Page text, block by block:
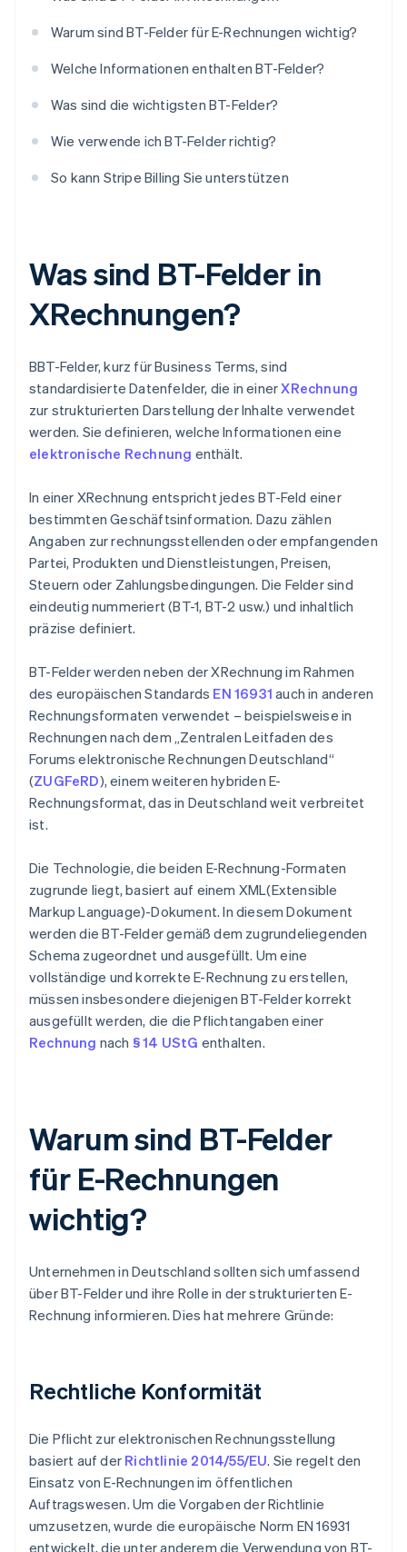
Warum sind BT-Felder für E-Rechnungen wichtig?
Welche Informationen enthalten BT-Felder?
Was sind die wichtigsten BT-Felder?
Wie verwende ich BT-Felder richtig?
So kann Stripe Billing Sie unterstützen
Was sind BT-Felder in
XRechnungen?
BBT-Felder, kurz für Business Terms, sind
standardisierte Datenfelder, die in einerXRechnung
zur strukturierten Darstellung der Inhalte verwendet
werden. Sie definieren, welche Informationen eine
elektronische Rechnung enthält.
In einer XRechnung entspricht jedes BT-Feld einer
bestimmten Geschäftsinformation. Dazu zählen
Angaben zur rechnungsstellenden oder empfangenden
Partei, Produkten und Dienstleistungen, Preisen,
Steuern oder Zahlungsbedingungen. Die Felder sind
eindeutig nummeriert (BT-1, BT-2 usw.) und inhaltlich
präzise definiert.
BT-Felder werden neben der XRechnung im Rahmen
des europäischen Standards EN 16931 auch in anderen
Rechnungsformaten verwendet – beispielsweise in
Rechnungen nach dem „Zentralen Leitfaden des
Forums elektronische Rechnungen Deutschland“
(ZUGFeRD), einem weiteren hybriden E-
Rechnungsformat, das in Deutschland weit verbreitet
ist.
Die Technologie, die beiden E-Rechnung-Formaten
zugrunde liegt, basiert auf einem XML(Extensible
Markup Language)-Dokument. In diesem Dokument
werden die BT-Felder gemäß dem zugrundeliegenden
Schema zugeordnet und ausgefüllt. Um eine
vollständige und korrekte E-Rechnung zu erstellen,
müssen insbesondere diejenigen BT-Felder korrekt
ausgefüllt werden, die die Pflichtangaben einer
Rechnung nach § 14 UStG enthalten.
Warum sind BT-Felder
für E-Rechnungen
wichtig?
Unternehmen in Deutschland sollten sich umfassend
über BT-Felder und ihre Rolle in der strukturierten E-
Rechnung informieren. Dies hat mehrere Gründe:
Rechtliche Konformität
Die Pflicht zur elektronischen Rechnungsstellung
basiert auf der Richtlinie 2014/55/EU. Sie regelt den
Einsatz von E-Rechnungen im öffentlichen
Auftragswesen. Um die Vorgaben der Richtlinie
umzusetzen, wurde die europäische Norm EN 16931
entwickelt, die unter anderem die Verwendung von BT-